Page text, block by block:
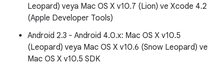
Leopard) veya Mac OS X v10.7 (Lion) ve Xcode 4.2
(Apple Developer Tools)
Android 2.3 - Android 4.0.x: Mac OS X v10.5
(Leopard) veya Mac OS X v10.6 (Snow Leopard) ve
Mac OS X v10.5 SDK